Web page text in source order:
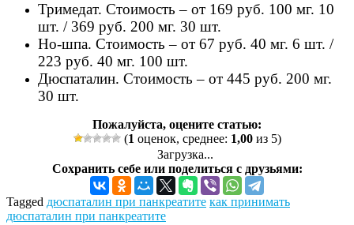
Тримедат. Стоимость – от 169 руб. 100 мг. 10
шт. / 369 руб. 200 мг. 30 шт.
Но-шпа. Стоимость – от 67 руб. 40 мг. 6 шт. /
223 руб. 40 мг. 100 шт.
Дюспаталин. Стоимость – от 445 руб. 200 мг.
30 шт.
Пожалуйста, оцените статью:
(1 оценок, среднее: 1,00из 5)
Загрузка...
Сохранить себе или поделиться с друзьями:
Tagged дюспаталин при панкреатите как принимать
дюспаталин при панкреатите